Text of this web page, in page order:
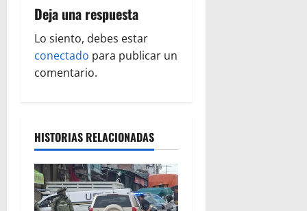
i
ó
n
e
e
n
Deja una respuesta
Lo siento, debes estar
conectado para publicar un
comentario.
HISTORIAS RELACIONADAS